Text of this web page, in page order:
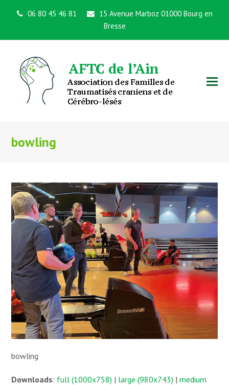
06 80 45 46 81
15 Avenue Marboz 01000 Bourg en
Bresse
bowling
bowling
Downloads: full (1000x758) | large (980x743) |medium